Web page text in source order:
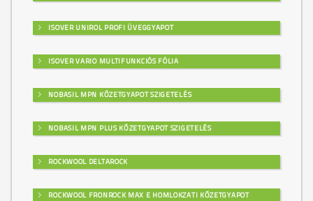
ISOVER UNIROL PROFI ÜVEGGYAPOT
ISOVER VARIO MULTIFUNKCIÓS FÓLIA
NOBASIL MPN KŐZETGYAPOT SZIGETELÉS
NOBASIL MPN PLUS KŐZETGYAPOT SZIGETELÉS
ROCKWOOL DELTAROCK
ROCKWOOL FRONROCK MAX E HOMLOKZATI KŐZETGYAPOT